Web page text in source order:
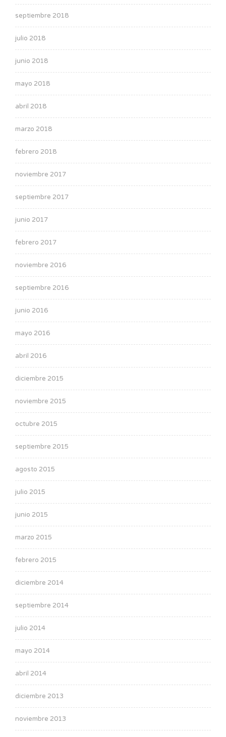
septiembre 2018
julio 2018
junio 2018
mayo 2018
abril 2018
marzo 2018
febrero 2018
noviembre 2017
septiembre 2017
junio 2017
febrero 2017
noviembre 2016
septiembre 2016
junio 2016
mayo 2016
abril 2016
diciembre 2015
noviembre 2015
octubre 2015
septiembre 2015
agosto 2015
julio 2015
junio 2015
marzo 2015
febrero 2015
diciembre 2014
septiembre 2014
julio 2014
mayo 2014
abril 2014
diciembre 2013
noviembre 2013